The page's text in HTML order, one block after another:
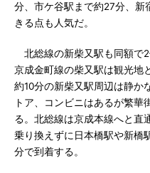
分、市ケ谷駅まで約27分、
きる点も人気だ。
北総線の新柴又駅も同額で
京成金町線の柴又駅は観光地
約10分の新柴又駅周辺は静か
トア、コンビニはあるが繁
る。北総線は京成本線へと直
乗り換えずに日本橋駅や新橋
分で到着する。